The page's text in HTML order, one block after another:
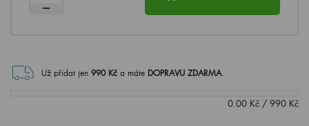
Už přidat jen 990Kč a máte DOPRAVU ZDARMA.
0.00 Kč / 990 Kč